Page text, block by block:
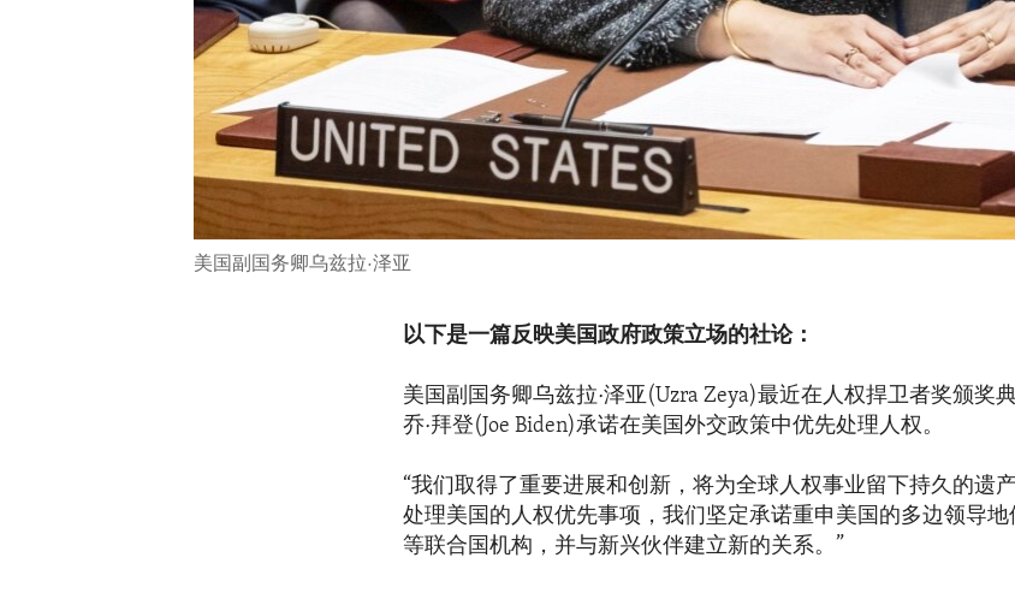
美国副国务卿乌兹拉·泽亚
以下是一篇反映美国政府政策立场的社论：
美国副国务卿乌兹拉·泽亚(Uzra Zeya)最近在人权捍卫者奖颁奖
乔·拜登(Joe Biden)承诺在美国外交政策中优先处理人权。
“我们取得了重要进展和创新，将为全球人权事业留下持久的遗
处理美国的人权优先事项，我们坚定承诺重申美国的多边领导
等联合国机构，并与新兴伙伴建立新的关系。”